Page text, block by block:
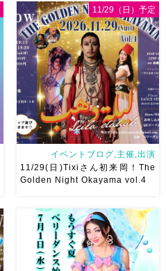
です♡皆様にお会いできますよ
うに
ご予約はメッセージく
ださい
お待ちしています
Ashraqat Show Schedule
岡山・8/22(土) […]
2026/11/29(日)Tixiさん初来
岡！The Golden Night
Okayama vol.4 本日8/1よりお
申し込みスタートです
【
イベントブログ,主催,出演
11/29(日)Tixiさん初来岡！The
Golden Night Okayama vol.4
11/29（日）予定